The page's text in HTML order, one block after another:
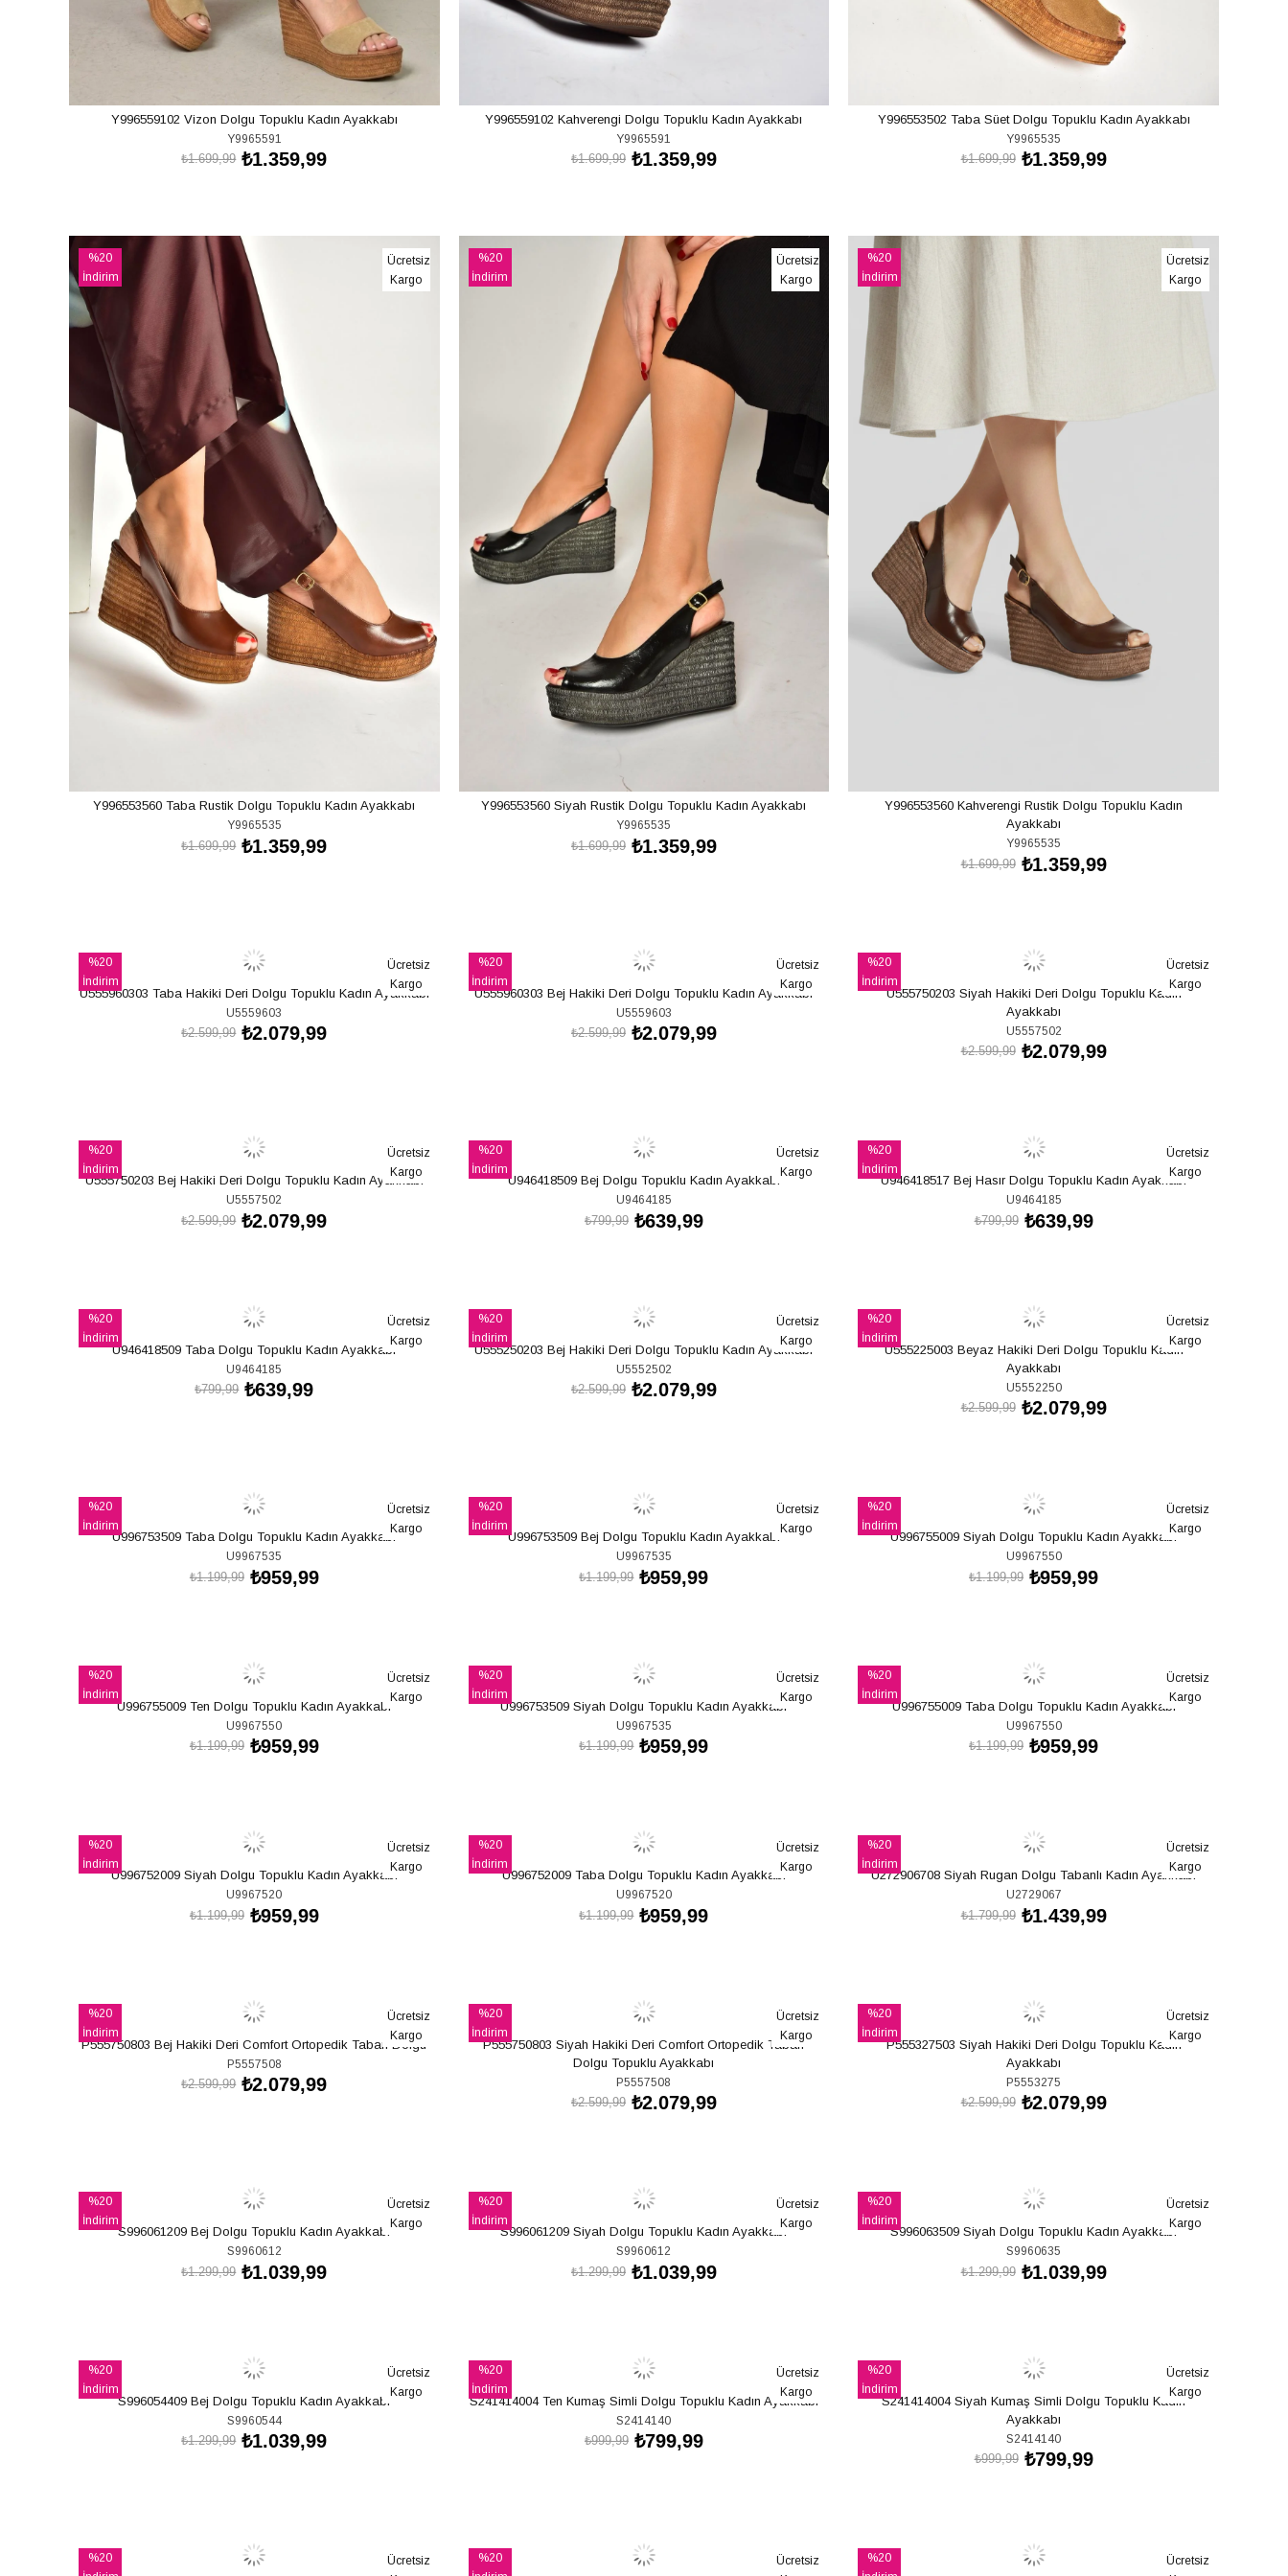
Y996559102 Vizon Dolgu Topuklu Kadın Ayakkabı
Y9965591
₺1.359,99
₺1.699,99
Y996559102 Kahverengi Dolgu Topuklu Kadın Ayakkabı
Y9965591
₺1.359,99
₺1.699,99
Y996553502 Taba Süet Dolgu Topuklu Kadın Ayakkabı
Y9965535
₺1.359,99
₺1.699,99
%20
İndirim
%20İndirim
Ücretsiz
Kargo
Y996553560 Taba Rustik Dolgu Topuklu Kadın Ayakkabı
Y9965535
₺1.359,99
₺1.699,99
%20
İndirim
Ücretsiz
Kargo
Y996553560 Siyah Rustik Dolgu Topuklu Kadın Ayakkabı
Y9965535
₺1.359,99
₺1.699,99
%20
İndirim
%20İndirim
Ücretsiz
Kargo
Y996553560 Kahverengi Rustik Dolgu Topuklu Kadın
Ayakkabı
Y9965535
₺1.359,99
₺1.699,99
%20
İndirim
%20İndirim
Ücretsiz
Kargo
U555960303 Taba Hakiki Deri Dolgu Topuklu Kadın Ayakkabı
U5559603
₺2.079,99
₺2.599,99
%20
İndirim
%20İndirim
Ücretsiz
Kargo
U555960303 Bej Hakiki Deri Dolgu Topuklu Kadın Ayakkabı
U5559603
₺2.079,99
₺2.599,99
%20
İndirim
%20İndirim
Ücretsiz
Kargo
U555750203 Siyah Hakiki Deri Dolgu Topuklu Kadın
Ayakkabı
U5557502
₺2.079,99
₺2.599,99
%20
İndirim
%20İndirim
Ücretsiz
Kargo
U555750203 Bej Hakiki Deri Dolgu Topuklu Kadın Ayakkabı
U5557502
₺2.079,99
₺2.599,99
%20
İndirim
%20İndirim
Ücretsiz
Kargo
U946418509 Bej Dolgu Topuklu Kadın Ayakkabı
U9464185
₺639,99
₺799,99
%20
İndirim
%20İndirim
Ücretsiz
Kargo
U946418517 Bej Hasır Dolgu Topuklu Kadın Ayakkabı
U9464185
₺639,99
₺799,99
%20
İndirim
%20İndirim
Ücretsiz
Kargo
U946418509 Taba Dolgu Topuklu Kadın Ayakkabı
U9464185
₺639,99
₺799,99
%20
İndirim
%20İndirim
Ücretsiz
Kargo
U555250203 Bej Hakiki Deri Dolgu Topuklu Kadın Ayakkabı
U5552502
₺2.079,99
₺2.599,99
%20
İndirim
%20İndirim
Ücretsiz
Kargo
U555225003 Beyaz Hakiki Deri Dolgu Topuklu Kadın
Ayakkabı
U5552250
₺2.079,99
₺2.599,99
%20
İndirim
%20İndirim
Ücretsiz
Kargo
U996753509 Taba Dolgu Topuklu Kadın Ayakkabı
U9967535
₺959,99
₺1.199,99
%20
İndirim
%20İndirim
Ücretsiz
Kargo
U996753509 Bej Dolgu Topuklu Kadın Ayakkabı
U9967535
₺959,99
₺1.199,99
%20
İndirim
%20İndirim
Ücretsiz
Kargo
U996755009 Siyah Dolgu Topuklu Kadın Ayakkabı
U9967550
₺959,99
₺1.199,99
%20
İndirim
%20İndirim
Ücretsiz
Kargo
U996755009 Ten Dolgu Topuklu Kadın Ayakkabı
U9967550
₺959,99
₺1.199,99
%20
İndirim
%20İndirim
Ücretsiz
Kargo
U996753509 Siyah Dolgu Topuklu Kadın Ayakkabı
U9967535
₺959,99
₺1.199,99
%20
İndirim
%20İndirim
Ücretsiz
Kargo
U996755009 Taba Dolgu Topuklu Kadın Ayakkabı
U9967550
₺959,99
₺1.199,99
%20
İndirim
%20İndirim
Ücretsiz
Kargo
U996752009 Siyah Dolgu Topuklu Kadın Ayakkabı
U9967520
₺959,99
₺1.199,99
%20
İndirim
%20İndirim
Ücretsiz
Kargo
U996752009 Taba Dolgu Topuklu Kadın Ayakkabı
U9967520
₺959,99
₺1.199,99
%20
İndirim
%20İndirim
Ücretsiz
Kargo
U272906708 Siyah Rugan Dolgu Tabanlı Kadın Ayakkabı
U2729067
₺1.439,99
₺1.799,99
%20
İndirim
%20İndirim
Ücretsiz
Kargo
P555750803 Bej Hakiki Deri Comfort Ortopedik Taban Dolgu
P5557508
₺2.079,99
₺2.599,99
%20
İndirim
%20İndirim
Ücretsiz
Kargo
P555750803 Siyah Hakiki Deri Comfort Ortopedik Taban
Dolgu Topuklu Ayakkabı
P5557508
₺2.079,99
₺2.599,99
%20
İndirim
%20İndirim
Ücretsiz
Kargo
P555327503 Siyah Hakiki Deri Dolgu Topuklu Kadın
Ayakkabı
P5553275
₺2.079,99
₺2.599,99
%20
İndirim
%20İndirim
Ücretsiz
Kargo
S996061209 Bej Dolgu Topuklu Kadın Ayakkabı
S9960612
₺1.039,99
₺1.299,99
%20
İndirim
%20İndirim
Ücretsiz
Kargo
S996061209 Siyah Dolgu Topuklu Kadın Ayakkabı
S9960612
₺1.039,99
₺1.299,99
%20
İndirim
%20İndirim
Ücretsiz
Kargo
S996063509 Siyah Dolgu Topuklu Kadın Ayakkabı
S9960635
₺1.039,99
₺1.299,99
%20
İndirim
%20İndirim
Ücretsiz
Kargo
S996054409 Bej Dolgu Topuklu Kadın Ayakkabı
S9960544
₺1.039,99
₺1.299,99
%20
İndirim
%20İndirim
Ücretsiz
Kargo
S241414004 Ten Kumaş Simli Dolgu Topuklu Kadın Ayakkabı
S2414140
₺799,99
₺999,99
%20
İndirim
%20İndirim
Ücretsiz
Kargo
S241414004 Siyah Kumaş Simli Dolgu Topuklu Kadın
Ayakkabı
S2414140
₺799,99
₺999,99
%20
Ücretsiz
%20
Ücretsiz
%20
Ücretsiz